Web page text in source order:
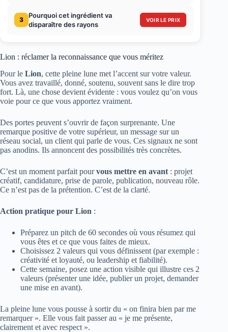
3
Pourquoi cet ingrédient va
disparaître des rayons
VOIR LE PRIX
Lion : réclamer la reconnaissance que vous méritez
Pour le Lion, cette pleine lune met l’accent sur votre valeur.
Vous avez travaillé, donné, soutenu, souvent sans le dire trop
fort. Là, une chose devient évidente : vous voulez qu’on vous
voie pour ce que vous apportez vraiment.
Des portes peuvent s’ouvrir de façon surprenante. Une
remarque positive de votre supérieur, un message sur un
réseau social, un client qui parle de vous. Ces signaux ne sont
pas anodins. Ils annoncent des possibilités très concrètes.
C’est un moment parfait pourvous mettre en avant : projet
créatif, candidature, prise de parole, publication, nouveau rôle.
Ce n’est pas de la prétention. C’est de la clarté.
Action pratique pour Lion :
Préparez un pitch de 60 secondes où vous résumez qui
vous êtes et ce que vous faites de mieux.
Choisissez 2 valeurs qui vous définissent (par exemple :
créativité et loyauté, ou leadership et fiabilité).
Cette semaine, posez une action visible qui illustre ces 2
valeurs (présenter une idée, publier un projet, demander
une mise en avant).
La pleine lune vous pousse à sortir du « on finira bien par me
remarquer ». Elle vous fait passer au « je me présente,
clairement et avec respect ».